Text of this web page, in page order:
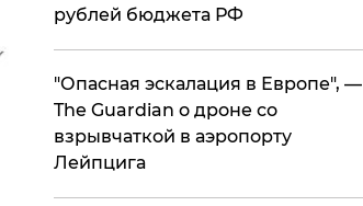
рублей бюджета РФ
"Опасная эскалация в Европе", —
The Guardian о дроне со
взрывчаткой в аэропорту
Лейпцига